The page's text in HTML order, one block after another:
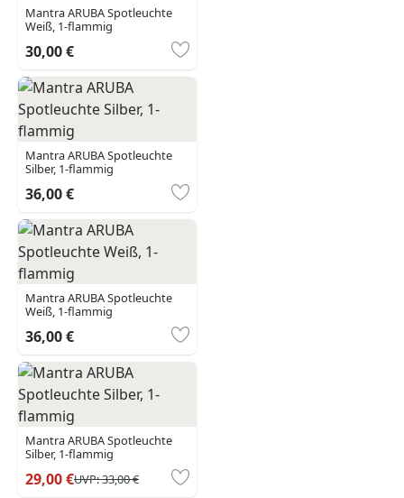
Mantra ARUBA Spotleuchte
Weiß, 1-flammig
30,00 €
Mantra ARUBA Spotleuchte
Silber, 1-flammig
36,00 €
Mantra ARUBA Spotleuchte
Weiß, 1-flammig
36,00 €
Mantra ARUBA Spotleuchte
Silber, 1-flammig
29,00 €UVP:33,00 €